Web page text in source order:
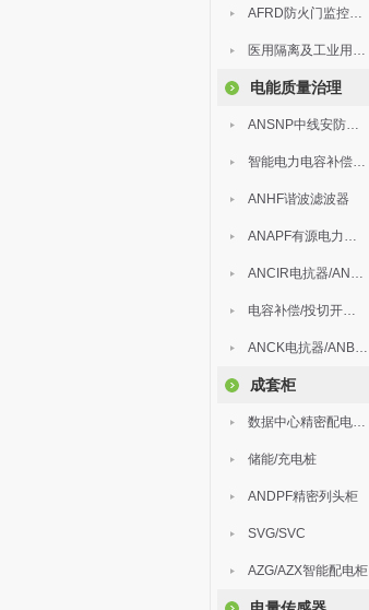
AFRD防火门监控系统
医用隔离及工业用电绝缘检测
电能质量治理
ANSNP中线安防保护器
智能电力电容补偿装置
ANHF谐波滤波器
ANAPF有源电力滤波器
ANCIR电抗器/ANHPD300谐波保护器
电容补偿/投切开关/ARC
ANCK电抗器/ANBSMJ自愈式低压并联电容器
成套柜
数据中心精密配电监控装置
储能/充电桩
ANDPF精密列头柜
SVG/SVC
AZG/AZX智能配电柜